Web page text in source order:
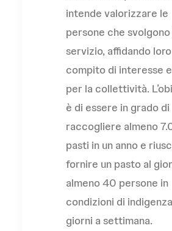
intende valorizzare le
persone che svolgono
servizio, affidando
compito di interesse
per la collettività.
è di essere in grado di
raccogliere almeno
pasti in un anno e
fornire un pasto al
almeno 40 persone in
condizioni di
giorni a settimana.